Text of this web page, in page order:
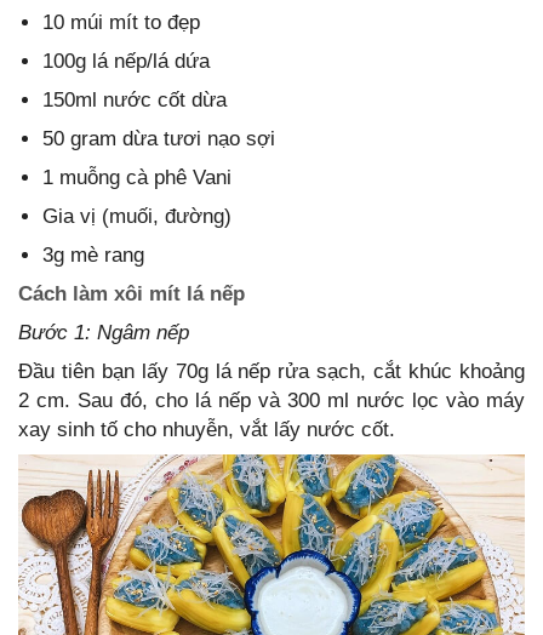
10 múi mít to đẹp
100g lá nếp/lá dứa
150ml nước cốt dừa
50 gram dừa tươi nạo sợi
1 muỗng cà phê Vani
Gia vị (muối, đường)
3g mè rang
Cách làm xôi mít lá nếp
Bước 1: Ngâm nếp
Đầu tiên bạn lấy 70g lá nếp rửa sạch, cắt khúc khoảng
2 cm. Sau đó, cho lá nếp và 300 ml nước lọc vào máy
xay sinh tố cho nhuyễn, vắt lấy nước cốt.